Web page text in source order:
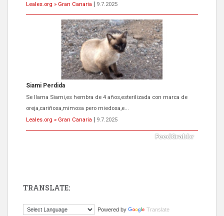
Leales.org » Gran Canaria
9.7.2025
Siami Perdida
Se llama Siami,es hembra de 4 años,esterilizada con marca de
oreja,cariñosa,mimosa pero miedosa,e...
Leales.org » Gran Canaria
9.7.2025
El ayuntamiento se va a llevar a Los Gatos callejeros de la zona los
TRANSLATE:
Powered by Translate